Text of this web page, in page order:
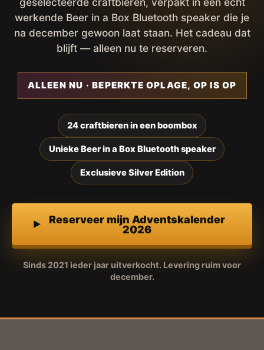
werkende Beer in a Box Bluetooth speaker die je
na december gewoon laat staan. Het cadeau dat
blijft — alleen nu te reserveren.
ALLEEN NU · BEPERKTE OPLAGE, OP IS OP
24 craftbieren in een boombox
Unieke Beer in a Box Bluetooth speaker
Exclusieve Silver Edition
Reserveer mijn Adventskalender
2026
Sinds 2021 ieder jaar uitverkocht. Levering ruim voor
december.